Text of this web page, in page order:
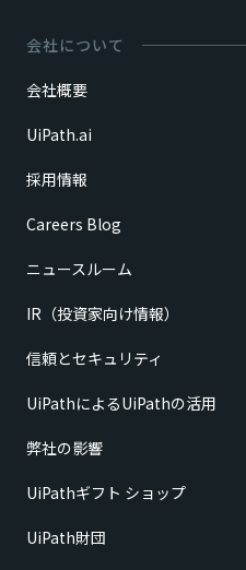
会社について
会社概要
UiPath.ai
採用情報
Careers Blog
ニュースルーム
IR（投資家向け情報）
信頼とセキュリティ
UiPathによるUiPathの活用
弊社の影響
UiPathギフト ショップ
UiPath財団